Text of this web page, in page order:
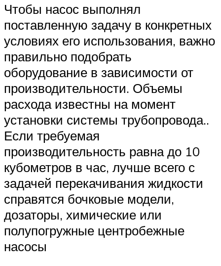
Чтобы насос выполнял
поставленную задачу в конкретных
условиях его использования, важно
правильно подобрать
оборудование в зависимости от
производительности. Объемы
расхода известны на момент
установки системы трубопровода..
Если требуемая
производительность равна до 10
кубометров в час, лучше всего с
задачей перекачивания жидкости
справятся бочковые модели,
дозаторы, химические или
полупогружные центробежные
насосы